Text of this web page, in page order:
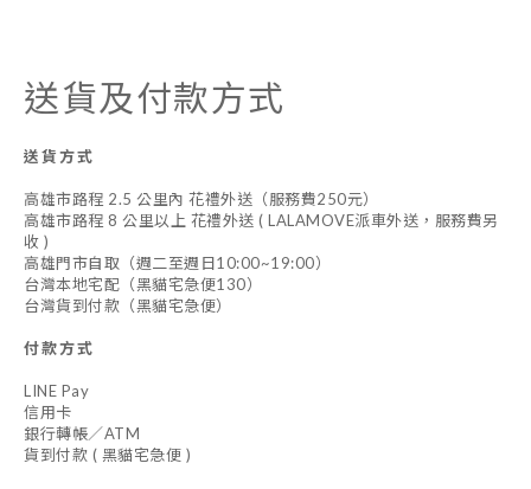
送貨及付款方式
送貨方式
高雄市路程 2.5 公里內 花禮外送（服務費250元）
高雄市路程 8 公里以上 花禮外送 ( LALAMOVE派車外送，服務費另
收 )
高雄門市自取（週二至週日10:00~19:00）
台灣本地宅配（黑貓宅急便130）
台灣貨到付款（黑貓宅急便）
付款方式
LINE Pay
信用卡
銀行轉帳／ATM
貨到付款 ( 黑貓宅急便 )